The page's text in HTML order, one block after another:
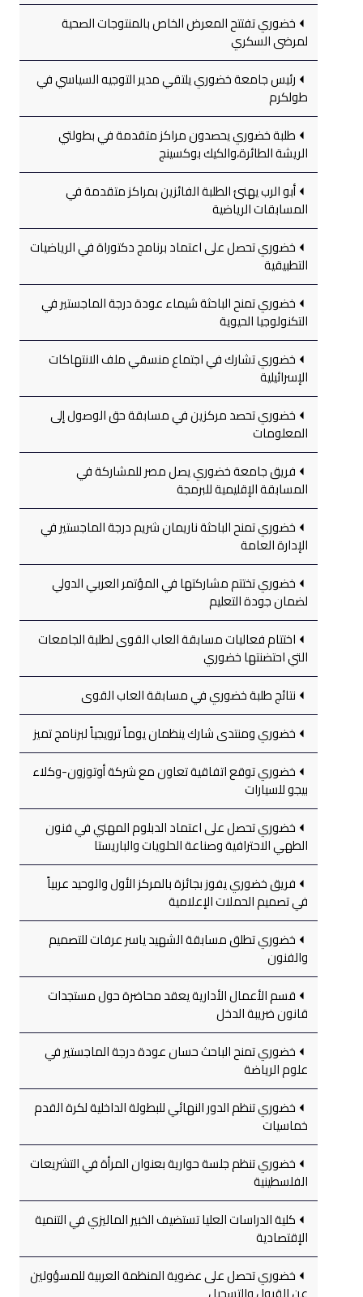
خضوري تفتتح المعرض الخاص بالمنتوجات الصحية
لمرضى السكري
رئيس جامعة خضوري يلتقي مدير التوجيه السياسي في
طولكرم
طلبة خضوري يحصدون مراكز متقدمة في بطولتي
الريشة الطائرة،والكيك بوكسينج
أبو الرب يهنئ الطلبة الفائزين بمراكز متقدمة في
المسابقات الرياضية
خضوري تحصل على اعتماد برنامج دكتوراة في الرياضيات
التطبيقية
خضوري تمنح الباحثة شيماء عودة درجة الماجستير في
التكنولوجيا الحيوية
خضوري تشارك في اجتماع منسقي ملف الانتهاكات
الإسرائيلية
خضوري تحصد مركزين في مسابقة حق الوصول إلى
المعلومات
فريق جامعة خضوري يصل مصر للمشاركة في
المسابقة الإقليمية للبرمجة
خضوري تمنح الباحثة ناريمان شريم درجة الماجستير في
الإدارة العامة
خضوري تختتم مشاركتها في المؤتمر العربي الدولي
لضمان جودة التعليم
اختتام فعاليات مسابقة العاب القوى لطلبة الجامعات
التي احتضنتها خضوري
نتائج طلبة خضوري في مسابقة العاب القوى
خضوري ومنتدى شارك ينظمان يوماً ترويجياً لبرنامج تميز
خضوري توقع اتفاقية تعاون مع شركة أوتوزون-وكلاء
بيجو للسيارات
خضوري تحصل على اعتماد الدبلوم المهني في فنون
الطهي الاحترافية وصناعة الحلويات والباريستا
فريق خضوري يفوز بجائزة بالمركز الأول والوحيد عربياً
في تصميم الحملات الإعلامية
خضوري تطلق مسابقة الشهيد ياسر عرفات للتصميم
والفنون
قسم الأعمال الأدارية يعقد محاضرة حول مستجدات
قانون ضريبة الدخل
خضوري تمنح الباحث حسان عودة درجة الماجستير في
علوم الرياضة
خضوري تنظم الدور النهائي للبطولة الداخلية لكرة القدم
خماسيات
خضوري تنظم جلسة حوارية بعنوان المرأة في التشريعات
الفلسطينية
كلية الدراسات العليا تستضيف الخبير الماليزي في التنمية
الإقتصادية
خضوري تحصل على عضوية المنظمة العربية للمسؤولين